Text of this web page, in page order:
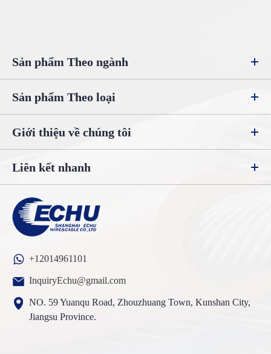
Sản phẩm Theo ngành
Sản phẩm Theo loại
Giới thiệu về chúng tôi
Liên kết nhanh
+12014961101
InquiryEchu@gmail.com
NO. 59 Yuanqu Road, Zhouzhuang Town, Kunshan City,
Jiangsu Province.